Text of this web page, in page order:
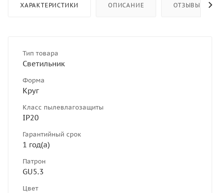
ХАРАКТЕРИСТИКИ ОПИСАНИЕ ОТЗЫВЫ
Тип товара
Светильник
Форма
Круг
Класс пылевлагозащиты
IP20
Гарантийный срок
1 год(а)
Патрон
GU5.3
Цвет